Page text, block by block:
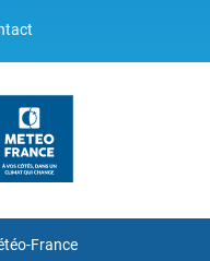
France